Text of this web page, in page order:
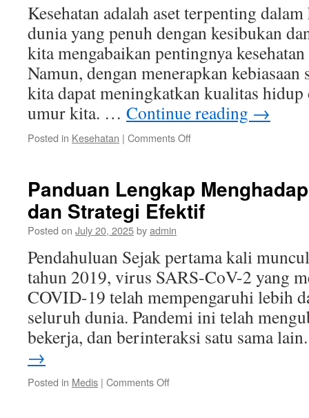
Kesehatan adalah aset terpenting
dunia yang penuh dengan kesibukan
kita mengabaikan pentingnya
Namun, dengan menerapkan
kita dapat meningkatkan kualitas
umur kita. … Continue reading →
Posted in Kesehatan | Comments Offon
10
Kebiasaan
Sehari-
Sehat
Panduan Lengkap
dan Strategi Efektif
Posted on July 20, 2025byadmin
Pendahuluan Sejak pertama kali
tahun 2019, virus SARS-CoV-2 yang
COVID-19 telah mempengaruhi lebih
seluruh dunia. Pandemi ini telah
bekerja, dan berinteraksi satu sama
→
Posted in Medis | Comments Offon